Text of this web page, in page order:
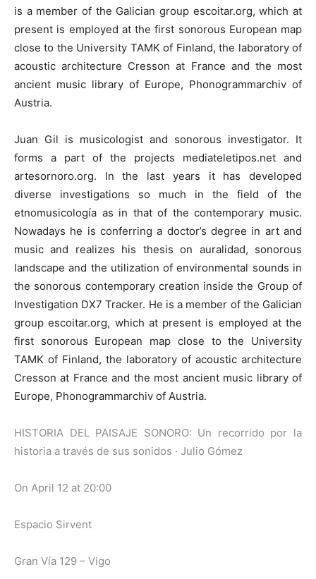
is a member of the Galician group escoitar.org, which at
present is employed at the first sonorous European map
close to the University TAMK of Finland, the laboratory of
acoustic architecture Cresson at France and the most
ancient music library of Europe, Phonogrammarchiv of
Austria.
Juan Gil is musicologist and sonorous investigator. It
forms a part of the projects mediateletipos.net and
artesornoro.org. In the last years it has developed
diverse investigations so much in the field of the
etnomusicología as in that of the contemporary music.
Nowadays he is conferring a doctor’s degree in art and
music and realizes his thesis on auralidad, sonorous
landscape and the utilization of environmental sounds in
the sonorous contemporary creation inside the Group of
Investigation DX7 Tracker. He is a member of the Galician
group escoitar.org, which at present is employed at the
first sonorous European map close to the University
TAMK of Finland, the laboratory of acoustic architecture
Cresson at France and the most ancient music library of
Europe, Phonogrammarchiv of Austria.
HISTORIA DEL PAISAJE SONORO: Un recorrido por la
historia a través de sus sonidos · Julio Gómez
On April 12 at 20:00
Espacio Sirvent
Gran Vía 129 – Vigo